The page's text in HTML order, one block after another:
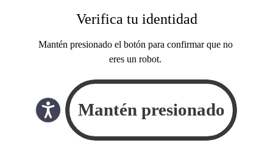
Verifica tu identidad
Mantén presionado el botón para confirmar que no
eres un robot.